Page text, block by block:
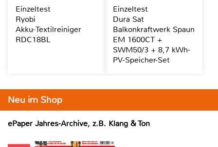
Neu im Shop
ePaper Jahres-Archive, z.B. Klang & Ton
Einzeltest
Ryobi
Akku-Textilreiniger
RDC18BL
Einzeltest
Dura Sat
Balkonkraftwerk Spaun
EM 1600CT +
SWM50/3 + 8,7 kWh-
PV-Speicher-Set